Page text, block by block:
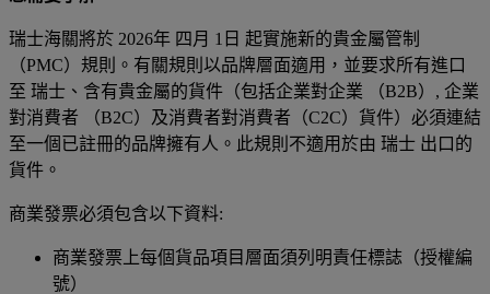
瑞士海關將於 2026年 四月 1日 起實施新的貴金屬管制
（PMC）規則。有關規則以品牌層面適用，並要求所有進口
至 瑞士、含有貴金屬的貨件（包括企業對企業 （B2B）, 企業
對消費者 （B2C）及消費者對消費者（C2C）貨件）必須連結
至一個已註冊的品牌擁有人。此規則不適用於由 瑞士 出口的
貨件。
商業發票必須包含以下資料:
商業發票上每個貨品項目層面須列明責任標誌（授權編
號）